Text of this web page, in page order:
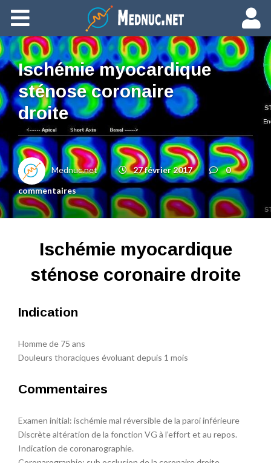
Ajouter du contenu
Ischémie myocardique
sténose coronaire
droite
Mednuc.net 27 février 2017
0
commentaires
Ischémie myocardique
sténose coronaire droite
Indication
Homme de 75 ans
Douleurs thoraciques évoluant depuis 1 mois
Commentaires
Examen initial: ischémie mal réversible de la paroi inférieure
Discrète altération de la fonction VG à l’effort et au repos.
Indication de coronarographie.